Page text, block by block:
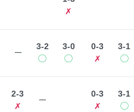
✗
ー
3-2
◯
3-0
◯
0-3
✗
3-1
◯
2-3
✗
ー
0-3
✗
3-1
◯